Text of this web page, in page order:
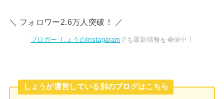
＼ フォロワー2.6万人突破！ ／
ブロガー しょうのInstagaramでも最新情報を発信中！
しょうが運営している別のブログはこちら